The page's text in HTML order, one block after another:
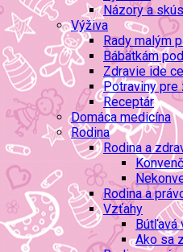
Názory a
Výživa
Rady malým
Bábätkám
Zdravie ide
Potraviny pre
Receptár
Domáca medicína
Rodina
Rodina a
Rodina a
Vzťahy
Bútľavá
Ako sa